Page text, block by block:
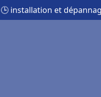
🕒 installation et